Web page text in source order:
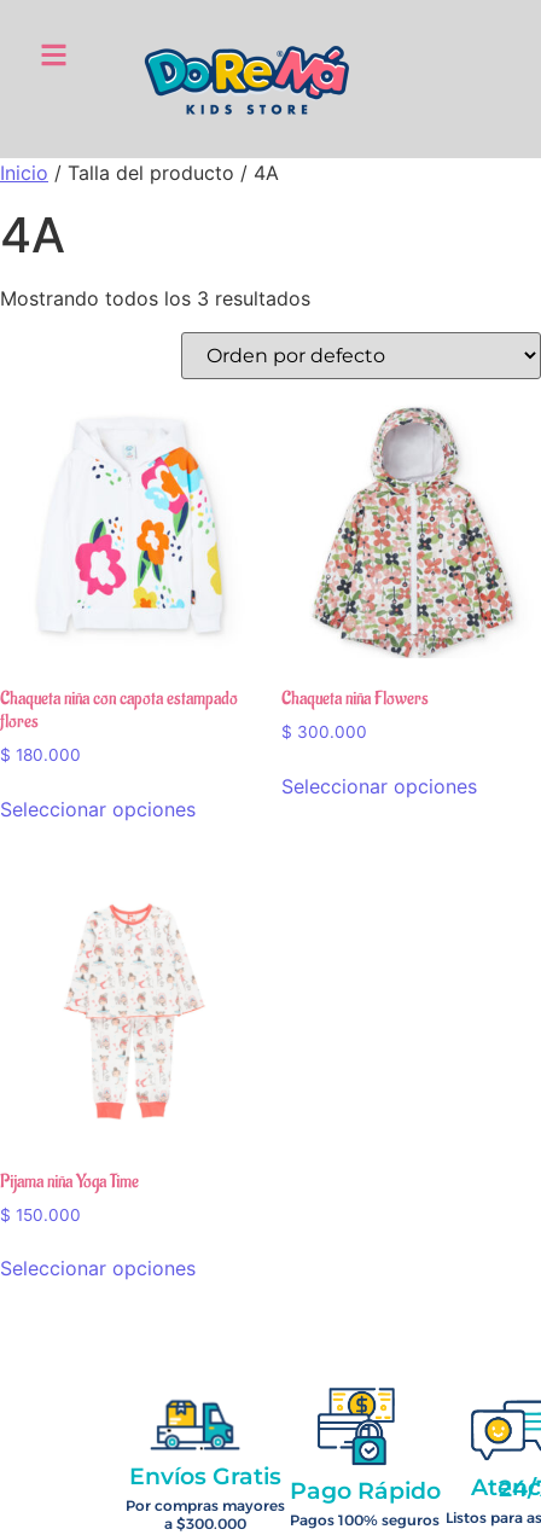
Inicio / Talla del producto / 4A
4A
Mostrando todos los 3 resultados
Chaqueta niña con capota estampado
flores
$ 180.000
Seleccionar opciones
Chaqueta niña Flowers
$ 300.000
Seleccionar opciones
Pijama niña Yoga Time
$ 150.000
Seleccionar opciones
Envíos Gratis
Por compras mayores
a $300.000
Pago Rápido
Pagos 100% seguros
Atención
Listos para